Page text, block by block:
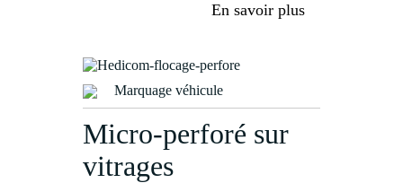
En savoir plus
Marquage véhicule
Micro-perforé sur
vitrages